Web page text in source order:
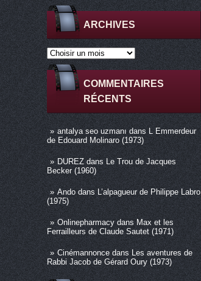
ARCHIVES
COMMENTAIRES
RÉCENTS
antalya seo uzmanıdans L Emmerdeur
de Edouard Molinaro (1973)
DUREZdans Le Trou de Jacques
Becker (1960)
Andodans L’alpagueur de Philippe Labro
(1975)
Onlinepharmacy dansMax et les
Ferrailleurs de Claude Sautet (1971)
Cinémannonce dansLes aventures de
Rabbi Jacob de Gérard Oury (1973)